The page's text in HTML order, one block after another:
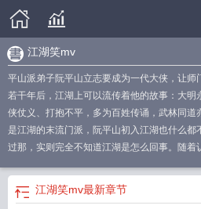
江湖笑mv
平山派弟子阮平山立志要成为一代大侠，让
若干年后，江湖上可以流传着他的故事：大
侠仗义、打抱不平，多为百姓传诵，武林同
是江湖的末流门派，阮平山初入江湖也什么
过那，实则完全不知道江湖是怎么回事。随着
中，足迹远达大漠、西域、滇池古国等地，这
织逐渐浮出水面……
江湖笑mv最新章节